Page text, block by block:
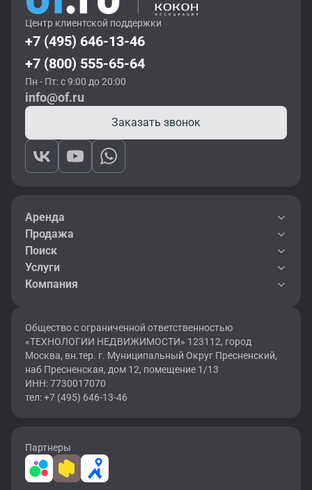
Центр клиентской поддержки
+7 (495) 646-13-46
+7 (800) 555-65-64
Пн - Пт: с 9:00 до 20:00
info@of.ru
Заказать звонок
Аренда
Продажа
Поиск
Услуги
Компания
Общество с ограниченной ответственностью
«ТЕХНОЛОГИИ НЕДВИЖИМОСТИ» 123112, город
Москва, вн.тер. г. Муниципальный Округ Пресненский,
наб Пресненская, дом 12, помещение 1/13
ИНН: 7730017070
тел: +7 (495) 646-13-46
Партнеры